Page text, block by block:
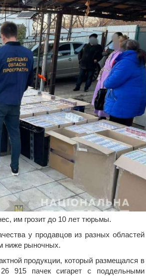
им грозит до 10 лет тюрьмы.
у продавцов из разных областей
ниже рыночных.
продукции, который размещался в
915 пачек сигарет с поддельными